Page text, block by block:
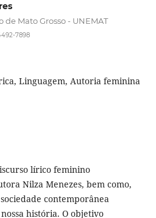
Mato Grosso - UNEMAT
7898
Linguagem, Autoria feminina
lírico feminino
Nilza Menezes, bem como,
contemporânea
história. O objetivo